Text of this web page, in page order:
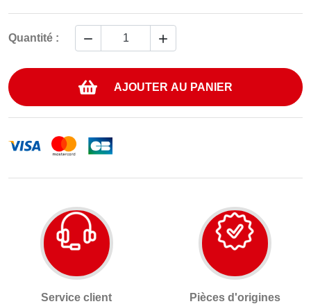
Quantité :  
AJOUTER AU PANIER
Service client
Pièces d'origines